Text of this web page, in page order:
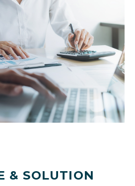
& SOLUTION